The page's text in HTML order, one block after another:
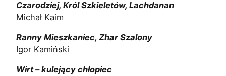
Czarodziej, Król Szkieletów, Lachdanan
Michał Kaim
Ranny Mieszkaniec, Zhar Szalony
Igor Kamiński
Wirt – kulejący chłopiec